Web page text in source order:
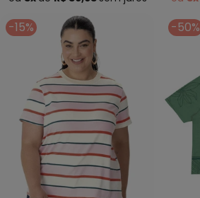
-15% -50%